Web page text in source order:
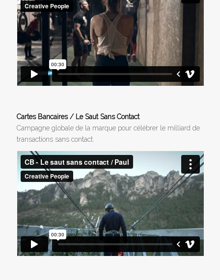
Cartes Bancaires / Le Saut Sans Contact
Campagne globale de la marque pour célébrer le milliard de
transactions sans contact.